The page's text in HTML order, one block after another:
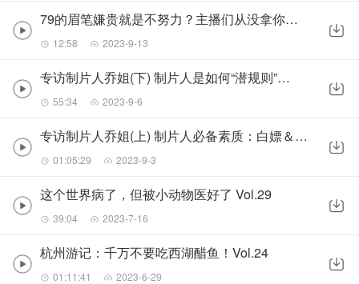
79的眉笔嫌贵就是不努力？主播们从没拿你当家人 Vol.46
12:58 2023-9-13
专访制片人乔姐(下) 制片人是如何“潜规则”的 Vol.44
55:34 2023-9-6
专访制片人乔姐(上) 制片人必备素质：白嫖＆画饼 Vol.43
01:05:29 2023-9-3
这个世界病了，但被小动物医好了 Vol.29
39:04 2023-7-16
杭州游记：千万不要吃西湖醋鱼！Vol.24
01:11:41 2023-6-29